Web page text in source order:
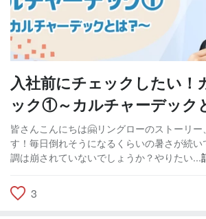
入社前にチェックしたい！
ック①～カルチャーデック
皆さんこんにちは🤗リングローのストーリ
す！毎日倒れそうになるくらいの暑さが続
調は崩されていないでしょうか？やりたい...
3